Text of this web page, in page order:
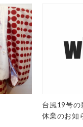
台風19号の
休業のお知